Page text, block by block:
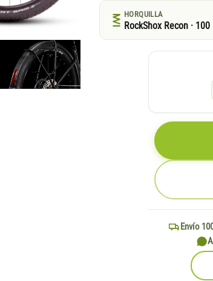
HORQUILLA
RockShox Recon ·
Envío